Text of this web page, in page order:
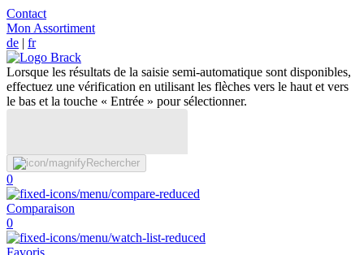
Contact
Mon Assortiment
de | fr
Lorsque les résultats de la saisie semi-automatique sont disponibles,
effectuez une vérification en utilisant les flèches vers le haut et vers
le bas et la touche « Entrée » pour sélectionner.
Rechercher
0
Comparaison
0
Favoris